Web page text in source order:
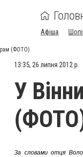
Афіша
(ФОТО)
13:35, 26 липня 2012 р.
У
За словами отця